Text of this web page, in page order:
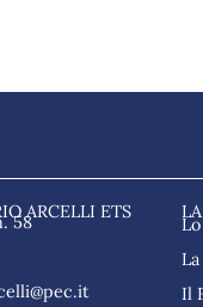
ARCELLI ETS
58
Il